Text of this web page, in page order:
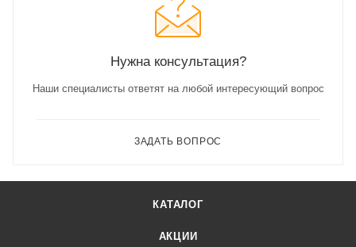
Нужна консультация?
Наши специалисты ответят на любой интересующий вопрос
ЗАДАТЬ ВОПРОС
КАТАЛОГ
АКЦИИ